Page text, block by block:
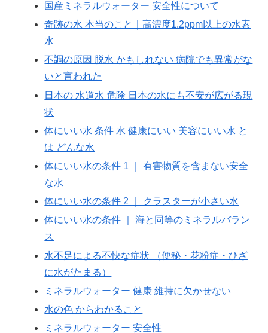
国産ミネラルウォーター 安全性について
奇跡の水 本当のこと｜高濃度1.2ppm以上の水素
水
不調の原因 脱水 かもしれない 病院でも異常がな
いと言われた
日本の 水道水 危険 日本の水にも不安が広がる現
状
体にいい水 条件 水 健康にいい 美容にいい水 と
は どんな水
体にいい水の条件 1 ｜ 有害物質を含まない安全
な水
体にいい水の条件 2 ｜ クラスターが小さい水
体にいい水の条件 ｜ 海と同等のミネラルバラン
ス
水不足による不快な症状 （便秘・花粉症・ひざ
に水がたまる）
ミネラルウォーター 健康 維持に欠かせない
水の色 からわかること
ミネラルウォーター 安全性